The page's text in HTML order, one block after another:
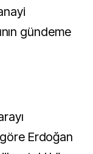
gündeme
Erdoğan